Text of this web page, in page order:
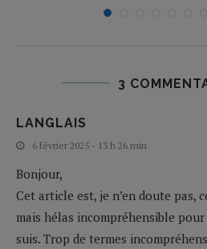
3
LANGLAIS
6 février 2025 - 13 h 26 min
Bonjour,
Cet article est, je n’en doute pas,
mais hélas incompréhensible
suis. Trop de termes